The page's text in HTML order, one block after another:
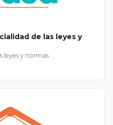
de las leyes y
leyes y normas